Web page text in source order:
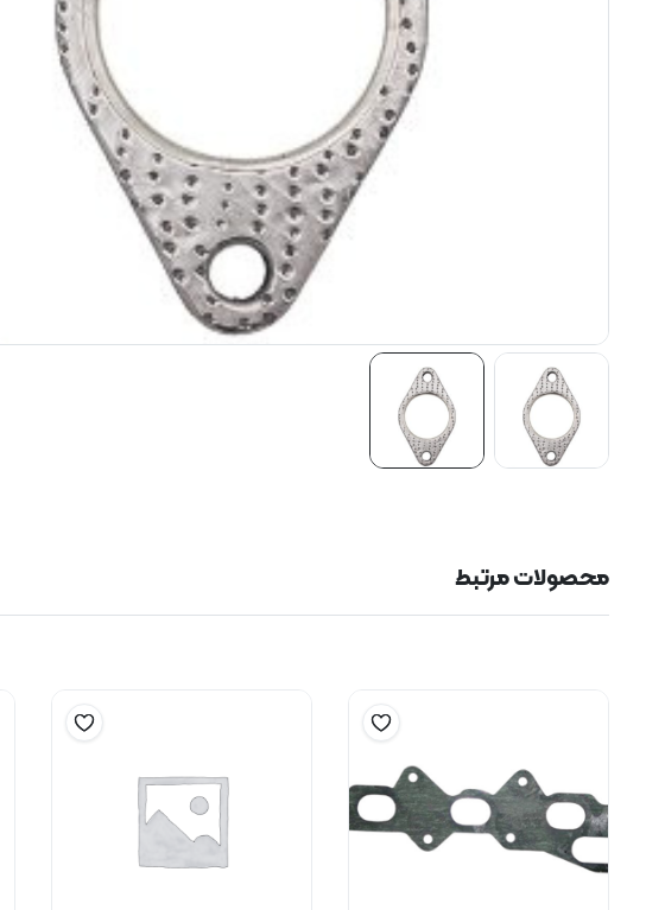
محصولات مرتبط